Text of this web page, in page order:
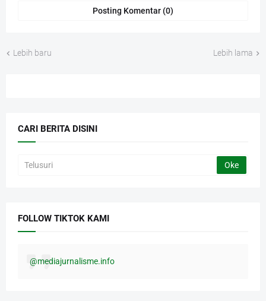
Posting Komentar (0)
Lebih baru Lebih lama
CARI BERITA DISINI
FOLLOW TIKTOK KAMI
@mediajurnalisme.info